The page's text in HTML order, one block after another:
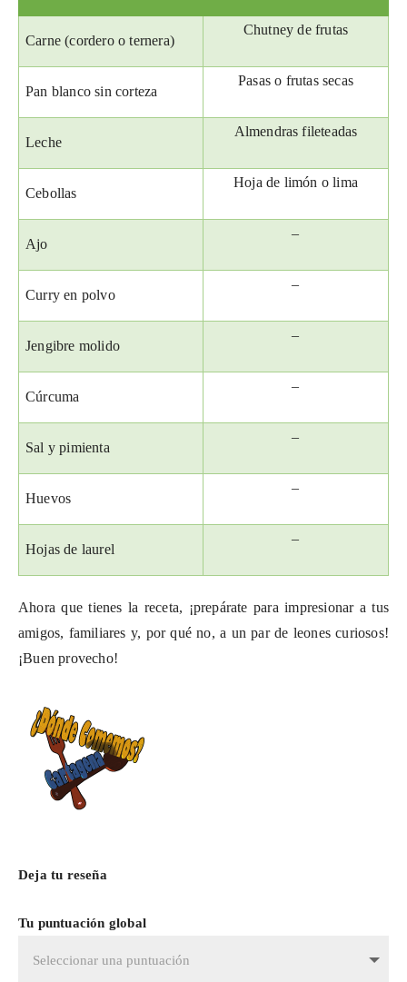
Carne (cordero o ternera)
Chutney de frutas
Pan blanco sin corteza
Pasas o frutas secas
Leche
Almendras fileteadas
Cebollas
Hoja de limón o lima
Ajo
–
Curry en polvo
–
Jengibre molido
–
Cúrcuma
–
Sal y pimienta
–
Huevos
–
Hojas de laurel
–
Ahora que tienes la receta, ¡prepárate para impresionar a tus
amigos, familiares y, por qué no, a un par de leones curiosos!
¡Buen provecho!
Deja tu reseña
Tu puntuación global